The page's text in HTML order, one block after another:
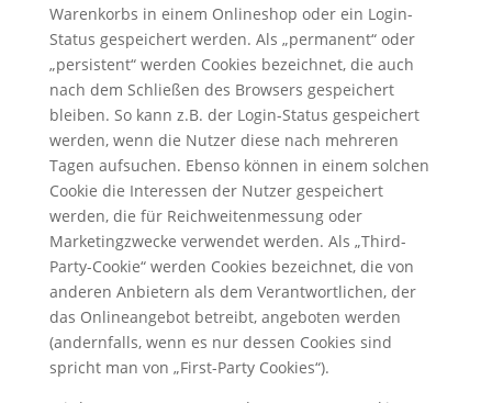
Warenkorbs in einem Onlineshop oder ein Login-
Status gespeichert werden. Als „permanent“ oder
„persistent“ werden Cookies bezeichnet, die auch
nach dem Schließen des Browsers gespeichert
bleiben. So kann z.B. der Login-Status gespeichert
werden, wenn die Nutzer diese nach mehreren
Tagen aufsuchen. Ebenso können in einem solchen
Cookie die Interessen der Nutzer gespeichert
werden, die für Reichweitenmessung oder
Marketingzwecke verwendet werden. Als „Third-
Party-Cookie“ werden Cookies bezeichnet, die von
anderen Anbietern als dem Verantwortlichen, der
das Onlineangebot betreibt, angeboten werden
(andernfalls, wenn es nur dessen Cookies sind
spricht man von „First-Party Cookies“).